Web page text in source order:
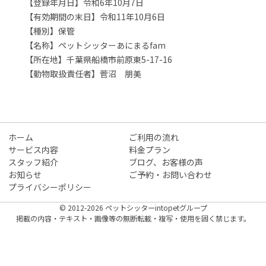
【登録年月日】令和6年10月7日
【有効期間の末日】令和11年10月6日
【種別】保管
【名称】ペットシッターあにまるfam
【所在地】千葉県船橋市前原東5-17-16
【動物取扱責任者】菅沼 朋美
ホーム
ご利用の流れ
サービス内容
料金プラン
スタッフ紹介
ブログ、お客様の声
お知らせ
ご予約・お問い合わせ
プライバシーポリシー
© 2012-2026 ペットシッターintopetグループ
掲載の内容・テキスト・画像等の無断転載・複写・使用を固く禁じます。